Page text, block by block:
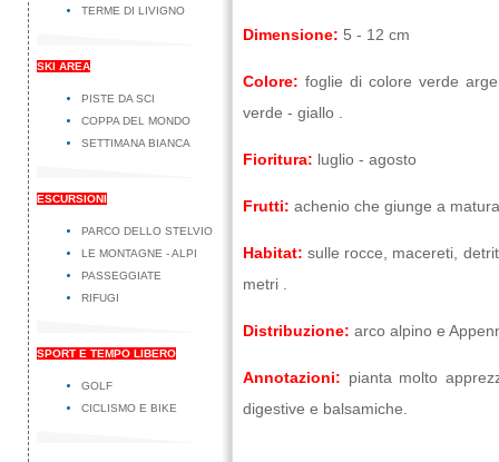
Dimensione: 5 - 12 cm
Colore: foglie di colore verde
verde - giallo .
Fioritura: luglio - agosto
Frutti: achenio che giunge a
Habitat: sulle rocce, macereti,
metri .
Distribuzione: arco alpino e
Annotazioni: pianta molto
digestive e balsamiche.
TERME DI LIVIGNO
SKI AREA
PISTE DA SCI
COPPA DEL MONDO
SETTIMANA BIANCA
ESCURSIONI
PARCO DELLO STELVIO
LE MONTAGNE - ALPI
PASSEGGIATE
RIFUGI
SPORT E TEMPO LIBERO
GOLF
CICLISMO E BIKE